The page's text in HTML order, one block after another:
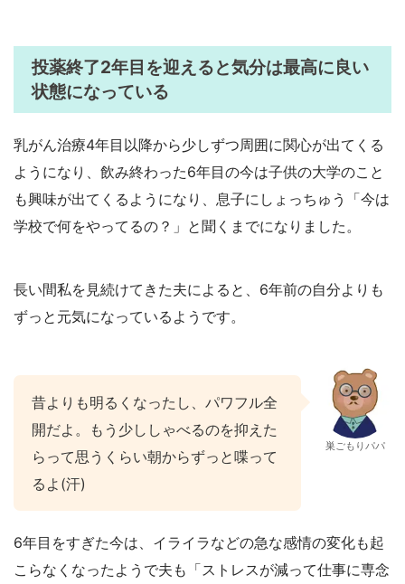
投薬終了2年目を迎えると気分は最高に良い
状態になっている
乳がん治療4年目以降から少しずつ周囲に関心が出てくる
ようになり、飲み終わった6年目の今は子供の大学のこと
も興味が出てくるようになり、息子にしょっちゅう「今は
学校で何をやってるの？」と聞くまでになりました。
長い間私を見続けてきた夫によると、6年前の自分よりも
ずっと元気になっているようです。
昔よりも明るくなったし、パワフル全
開だよ。もう少ししゃべるのを抑えた
らって思うくらい朝からずっと喋って
るよ(汗)
巣ごもりパパ
6年目をすぎた今は、イライラなどの急な感情の変化も起
こらなくなったようで夫も「ストレスが減って仕事に専念